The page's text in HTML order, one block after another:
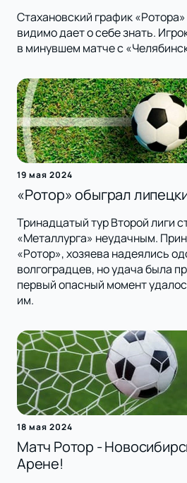
Стахановский график
видимо дает о себе знать.
в минувшем матче с
19 мая 2024
«Ротор» обыграл
Тринадцатый тур Второй лиги
«Металлурга» неудачным.
«Ротор», хозяева надеялись
волгоградцев, но удача была
первый опасный момент
им.
18 мая 2024
Матч Ротор -
Арене!